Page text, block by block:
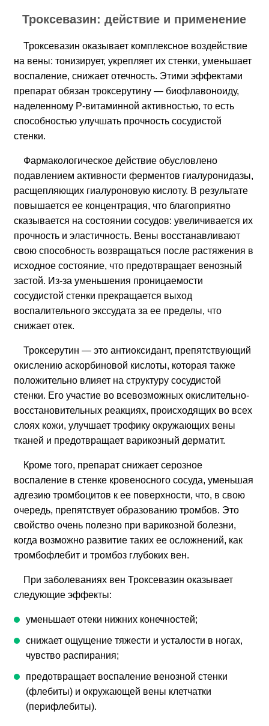
Троксевазин: действие и применение
Троксевазин оказывает комплексное воздействие
на вены: тонизирует, укрепляет их стенки, уменьшает
воспаление, снижает отечность. Этими эффектами
препарат обязан троксерутину — биофлавоноиду,
наделенному Р-витаминной активностью, то есть
способностью улучшать прочность сосудистой
стенки.
Фармакологическое действие обусловлено
подавлением активности ферментов гиалуронидазы,
расщепляющих гиалуроновую кислоту. В результате
повышается ее концентрация, что благоприятно
сказывается на состоянии сосудов: увеличивается их
прочность и эластичность. Вены восстанавливают
свою способность возвращаться после растяжения в
исходное состояние, что предотвращает венозный
застой. Из-за уменьшения проницаемости
сосудистой стенки прекращается выход
воспалительного экссудата за ее пределы, что
снижает отек.
Троксерутин — это антиоксидант, препятствующий
окислению аскорбиновой кислоты, которая также
положительно влияет на структуру сосудистой
стенки. Его участие во всевозможных окислительно-
восстановительных реакциях, происходящих во всех
слоях кожи, улучшает трофику окружающих вены
тканей и предотвращает варикозный дерматит.
Кроме того, препарат снижает серозное
воспаление в стенке кровеносного сосуда, уменьшая
адгезию тромбоцитов к ее поверхности, что, в свою
очередь, препятствует образованию тромбов. Это
свойство очень полезно при варикозной болезни,
когда возможно развитие таких ее осложнений, как
тромбофлебит и тромбоз глубоких вен.
При заболеваниях вен Троксевазин оказывает
следующие эффекты:
уменьшает отеки нижних конечностей;
снижает ощущение тяжести и усталости в ногах,
чувство распирания;
предотвращает воспаление венозной стенки
(флебиты) и окружающей вены клетчатки
(перифлебиты).